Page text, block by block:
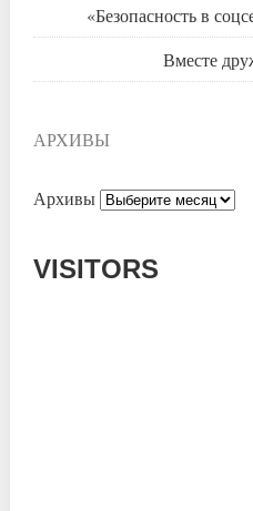
«Безопасность в
Вместе
АРХИВЫ
Архивы
VISITORS